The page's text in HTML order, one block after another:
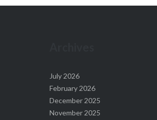
July 2026
February 2026
December 2025
November 2025